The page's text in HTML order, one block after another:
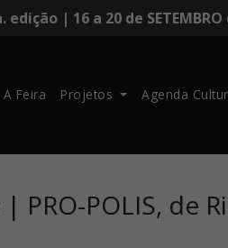
edição | 16 a 20 de
A Feira Projetos Agenda
POLIS, de